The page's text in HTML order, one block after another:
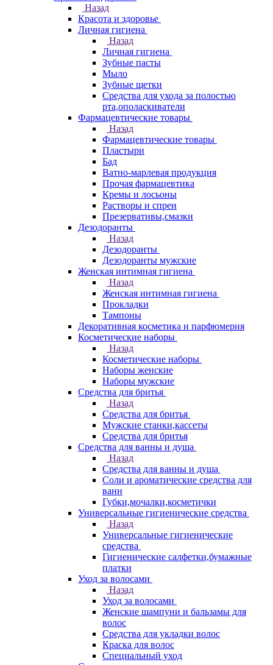
Назад
Красота и здоровье
Личная гигиена
Назад
Личная гигиена
Зубные пасты
Мыло
Зубные щетки
Средства для ухода за полостью
рта,ополаскиватели
Фармацевтические товары
Назад
Фармацевтические товары
Пластыри
Бад
Ватно-марлевая продукция
Прочая фармацевтика
Кремы и лосьоны
Растворы и спреи
Презервативы,смазки
Дезодоранты
Назад
Дезодоранты
Дезодоранты мужские
Женская интимная гигиена
Назад
Женская интимная гигиена
Прокладки
Тампоны
Декоративная косметика и парфюмерия
Косметические наборы
Назад
Косметические наборы
Наборы женские
Наборы мужские
Средства для бритья
Назад
Средства для бритья
Мужские станки,кассеты
Средства для бритья
Средства для ванны и душа
Назад
Средства для ванны и душа
Соли и ароматические средства для
ванн
Губки,мочалки,косметички
Универсальные гигиенические средства
Назад
Универсальные гигиенические
средства
Гигиенические салфетки,бумажные
платки
Уход за волосами
Назад
Уход за волосами
Женские шампуни и бальзамы для
волос
Средства для укладки волос
Краска для волос
Специальный уход